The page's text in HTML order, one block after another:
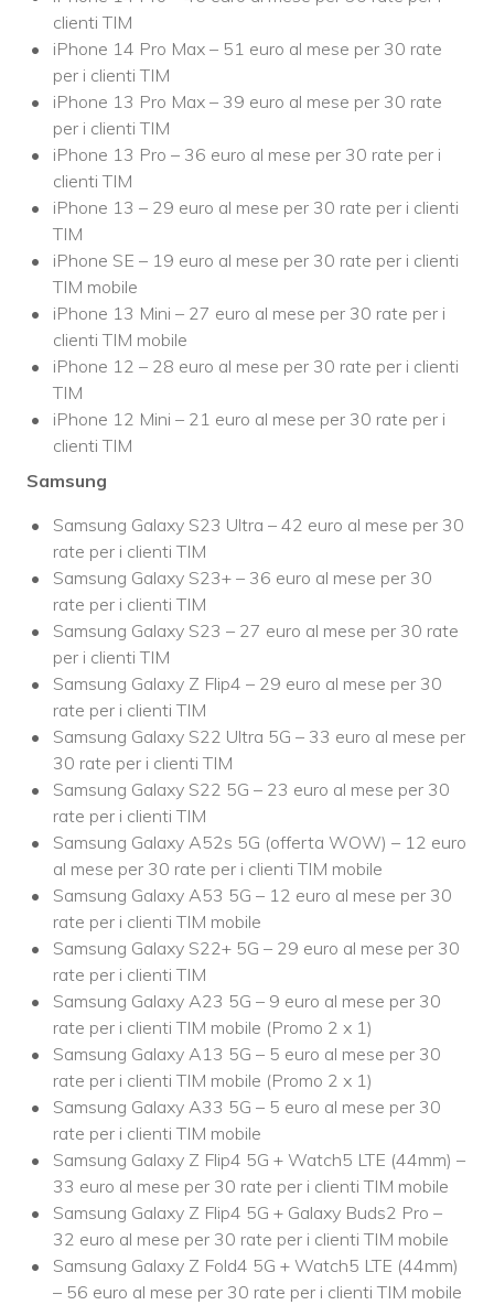
clienti TIM
iPhone 14 Pro Max – 51 euro al mese per 30 rate
per i clienti TIM
iPhone 13 Pro Max – 39 euro al mese per 30 rate
per i clienti TIM
iPhone 13 Pro – 36 euro al mese per 30 rate per i
clienti TIM
iPhone 13 – 29 euro al mese per 30 rate per i clienti
TIM
iPhone SE – 19 euro al mese per 30 rate per i clienti
TIM mobile
iPhone 13 Mini – 27 euro al mese per 30 rate per i
clienti TIM mobile
iPhone 12 – 28 euro al mese per 30 rate per i clienti
TIM
iPhone 12 Mini – 21 euro al mese per 30 rate per i
clienti TIM
Samsung
Samsung Galaxy S23 Ultra – 42 euro al mese per 30
rate per i clienti TIM
Samsung Galaxy S23+ – 36 euro al mese per 30
rate per i clienti TIM
Samsung Galaxy S23 – 27 euro al mese per 30 rate
per i clienti TIM
Samsung Galaxy Z Flip4 – 29 euro al mese per 30
rate per i clienti TIM
Samsung Galaxy S22 Ultra 5G – 33 euro al mese per
30 rate per i clienti TIM
Samsung Galaxy S22 5G – 23 euro al mese per 30
rate per i clienti TIM
Samsung Galaxy A52s 5G (offerta WOW) – 12 euro
al mese per 30 rate per i clienti TIM mobile
Samsung Galaxy A53 5G – 12 euro al mese per 30
rate per i clienti TIM mobile
Samsung Galaxy S22+ 5G – 29 euro al mese per 30
rate per i clienti TIM
Samsung Galaxy A23 5G – 9 euro al mese per 30
rate per i clienti TIM mobile (Promo 2 x 1)
Samsung Galaxy A13 5G – 5 euro al mese per 30
rate per i clienti TIM mobile (Promo 2 x 1)
Samsung Galaxy A33 5G – 5 euro al mese per 30
rate per i clienti TIM mobile
Samsung Galaxy Z Flip4 5G + Watch5 LTE (44mm) –
33 euro al mese per 30 rate per i clienti TIM mobile
Samsung Galaxy Z Flip4 5G + Galaxy Buds2 Pro –
32 euro al mese per 30 rate per i clienti TIM mobile
Samsung Galaxy Z Fold4 5G + Watch5 LTE (44mm)
– 56 euro al mese per 30 rate per i clienti TIM mobile